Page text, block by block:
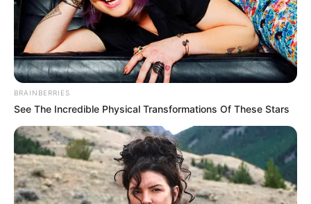
BRAINBERRIES
See The Incredible Physical Transformations Of These Stars